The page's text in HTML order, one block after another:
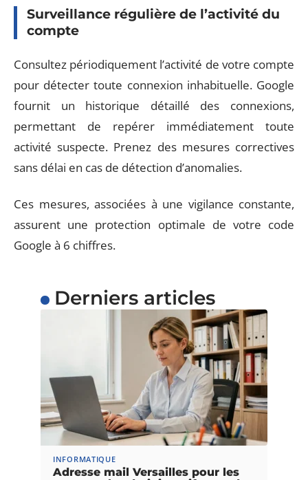
Surveillance régulière de l’activité du
compte
Consultez périodiquement l’activité de votre compte
pour détecter toute connexion inhabituelle. Google
fournit un historique détaillé des connexions,
permettant de repérer immédiatement toute
activité suspecte. Prenez des mesures correctives
sans délai en cas de détection d’anomalies.
Ces mesures, associées à une vigilance constante,
assurent une protection optimale de votre code
Google à 6 chiffres.
Derniers articles
INFORMATIQUE
Adresse mail Versailles pour les